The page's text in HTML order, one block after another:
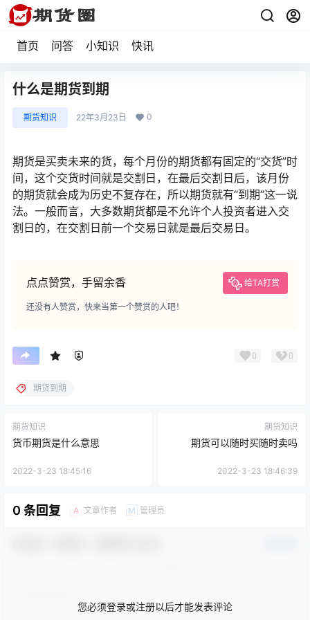
首页 问答 小知识 快讯
什么是期货到期
期货知识 22年3月23日 0
期货是买卖未来的货，每个月份的期货都有固定的“交货”时
间，这个交货时间就是交割日，在最后交割日后，该月份
的期货就会成为历史不复存在，所以期货就有“到期”这一说
法。一般而言，大多数期货都是不允许个人投资者进入交
割日的，在交割日前一个交易日就是最后交易日。
点点赞赏，手留余香 给TA打赏
还没有人赞赏，快来当第一个赞赏的人吧！
0 0
期货到期
期货知识
货币期货是什么意思
2022-3-23 18:45:16
期货知识
期货可以随时买随时卖吗
2022-3-23 18:46:39
0 条回复 A 文章作者 M 管理员
您必须登录或注册以后才能发表评论